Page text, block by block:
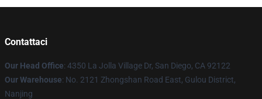
Contattaci
Our Head Office: 4350 La Jolla Village Dr, San Diego, CA 92122
Our Warehouse: No. 2121 Zhongshan Road East, Gulou District,
Nanjing